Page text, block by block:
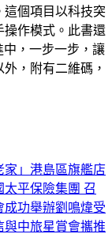
這個項目以科技突
操作模式。此書還
中，一步一步，讓
，附有二維碼，
家」港島區旗艦店
太平保險集團 召
成功舉辦劉鳴煒受
與中旅星賞會攜推